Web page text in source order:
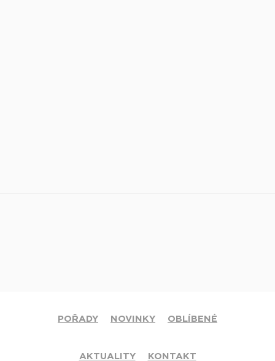
POŘADY NOVINKY OBLÍBENÉ
AKTUALITY KONTAKT